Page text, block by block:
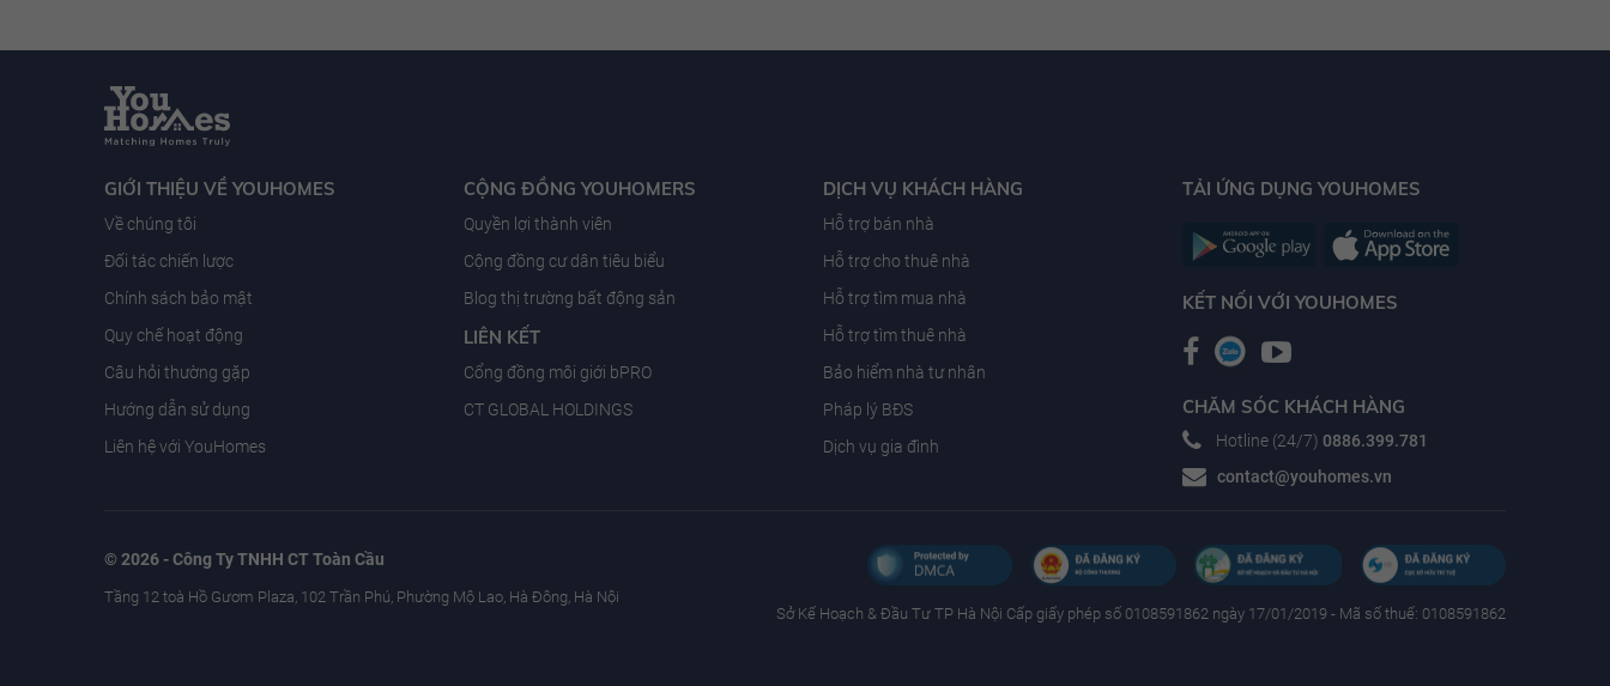
GIỚI THIỆU VỀ YOUHOMES
Về chúng tôi
Đối tác chiến lược
Chính sách bảo mật
Quy chế hoạt động
Câu hỏi thường gặp
Hướng dẫn sử dụng
Liên hệ với YouHomes
CỘNG ĐỒNG YOUHOMERS
Quyền lợi thành viên
Cộng đồng cư dân tiêu biểu
Blog thị trường bất động sản
LIÊN KẾT
Cổng đồng môi giới bPRO
CT GLOBAL HOLDINGS
DỊCH VỤ KHÁCH HÀNG
Hỗ trợ bán nhà
Hỗ trợ cho thuê nhà
Hỗ trợ tìm mua nhà
Hỗ trợ tìm thuê nhà
Bảo hiểm nhà tư nhân
Pháp lý BĐS
Dịch vụ gia đình
TẢI ỨNG DỤNG YOUHOMES
KẾT NỐI VỚI YOUHOMES
CHĂM SÓC KHÁCH HÀNG
Hotline (24/7) 0886.399.781
contact@youhomes.vn
© 2026 - Công Ty TNHH CT Toàn Cầu
Tầng 12 toà Hồ Gươm Plaza, 102 Trần Phú, Phường Mộ Lao, Hà Đông, Hà Nội
Sở Kế Hoạch & Ðầu Tư TP Hà Nội Cấp giấy phép số 0108591862 ngày 17/01/2019 - Mã số thuế: 0108591862